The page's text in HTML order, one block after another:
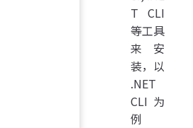
T CLI
等工具
来安
装，以
.NET
CLI为
例